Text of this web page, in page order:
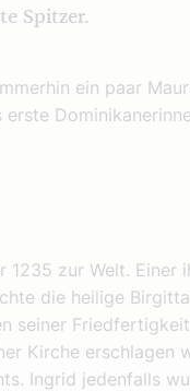
Spitzer.
ein paar
1235 zur Welt. Einer
die heilige
seiner
Kirche erschlagen
Ingrid jedenfalls